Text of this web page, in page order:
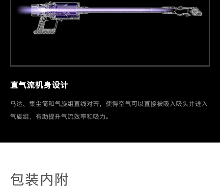
直气流机身设计
马达、集尘筒和气旋组直线对齐，使得空气可以直接被吸入吸头并进入
气旋组，有助提升气流效率和吸力。
包装内附